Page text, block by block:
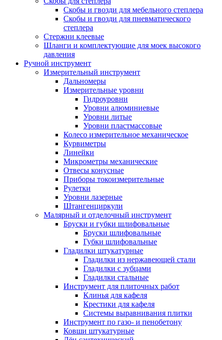
Скобы и гвозди для мебельного степлера
Скобы и гвозди для пневматического
степлера
Стержни клеевые
Шланги и комплектующие для моек высокого
давления
Ручной инструмент
Измерительный инструмент
Дальномеры
Измерительные уровни
Гидроуровни
Уровни алюминиевые
Уровни литые
Уровни пластмассовые
Колесо измерительное механическое
Курвиметры
Линейки
Микрометры механические
Отвесы конусные
Приборы токоизмерительные
Рулетки
Уровни лазерные
Штангенциркули
Малярный и отделочный инструмент
Бруски и губки шлифовальные
Бруски шлифовальные
Губки шлифовальные
Гладилки штукатурные
Гладилки из нержавеющей стали
Гладилки с зубцами
Гладилки стальные
Инструмент для плиточных работ
Клинья для кафеля
Крестики для кафеля
Системы выравнивания плитки
Инструмент по газо- и пенобетону
Ковши штукатурные